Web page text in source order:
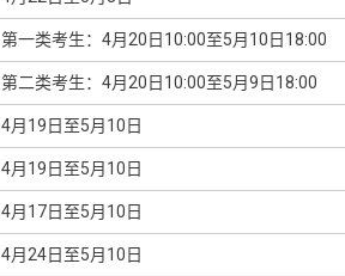
第一类考生：4月20日10:00至5月10日18:00
第二类考生：4月20日10:00至5月9日18:00
4月19日至5月10日
4月19日至5月10日
4月17日至5月10日
4月24日至5月10日